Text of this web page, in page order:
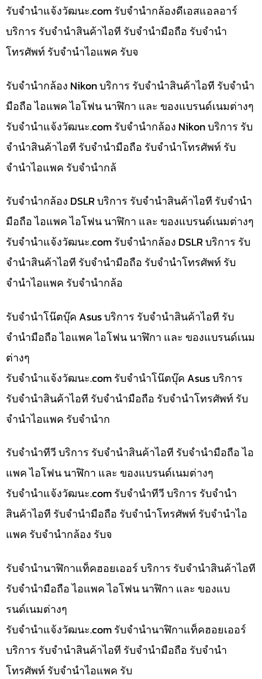
รับจํานําแจ้งวัฒนะ.com รับจำนำกล้องดีเอสแอลอาร์
บริการ รับจำนำสินค้าไอที รับจำนำมือถือ รับจำนำ
โทรศัพท์ รับจำนำไอแพค รับจ
รับจำนำกล้อง Nikon บริการ รับจำนำสินค้าไอที รับจำนำ
มือถือ ไอแพค ไอโฟน นาฬิกา และ ของแบรนด์เนมต่างๆ
รับจํานําแจ้งวัฒนะ.com รับจำนำกล้อง Nikon บริการ รับ
จำนำสินค้าไอที รับจำนำมือถือ รับจำนำโทรศัพท์ รับ
จำนำไอแพค รับจำนำกล้
รับจำนำกล้อง DSLR บริการ รับจำนำสินค้าไอที รับจำนำ
มือถือ ไอแพค ไอโฟน นาฬิกา และ ของแบรนด์เนมต่างๆ
รับจํานําแจ้งวัฒนะ.com รับจำนำกล้อง DSLR บริการ รับ
จำนำสินค้าไอที รับจำนำมือถือ รับจำนำโทรศัพท์ รับ
จำนำไอแพค รับจำนำกล้อ
รับจำนำโน๊ตบุ๊ค Asus บริการ รับจำนำสินค้าไอที รับ
จำนำมือถือ ไอแพค ไอโฟน นาฬิกา และ ของแบรนด์เนม
ต่างๆ
รับจํานําแจ้งวัฒนะ.com รับจำนำโน๊ตบุ๊ค Asus บริการ
รับจำนำสินค้าไอที รับจำนำมือถือ รับจำนำโทรศัพท์ รับ
จำนำไอแพค รับจำนำก
รับจำนำทีวี บริการ รับจำนำสินค้าไอที รับจำนำมือถือ ไอ
แพค ไอโฟน นาฬิกา และ ของแบรนด์เนมต่างๆ
รับจํานําแจ้งวัฒนะ.com รับจำนำทีวี บริการ รับจำนำ
สินค้าไอที รับจำนำมือถือ รับจำนำโทรศัพท์ รับจำนำไอ
แพค รับจำนำกล้อง รับจ
รับจำนำนาฬิกาแท็คฮอยเออร์ บริการ รับจำนำสินค้าไอที
รับจำนำมือถือ ไอแพค ไอโฟน นาฬิกา และ ของแบ
รนด์เนมต่างๆ
รับจํานําแจ้งวัฒนะ.com รับจำนำนาฬิกาแท็คฮอยเออร์
บริการ รับจำนำสินค้าไอที รับจำนำมือถือ รับจำนำ
โทรศัพท์ รับจำนำไอแพค รับ